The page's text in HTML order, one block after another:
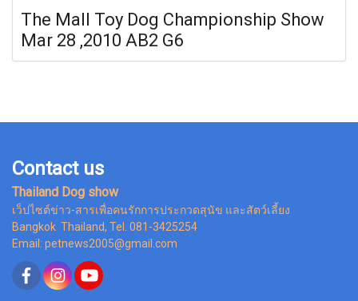
The Mall Toy Dog Championship Show
Mar 28 ,2010 AB2 G6
Contact us
Thailand Dog show
เว็ปไซต์ข่าว-สารเพื่อคนรักการประกวดสุนัข และสัตว์เลี้ยง
Bangkok Thailand, Tel. 081-3425254
Email: petnews2005@gmail.com